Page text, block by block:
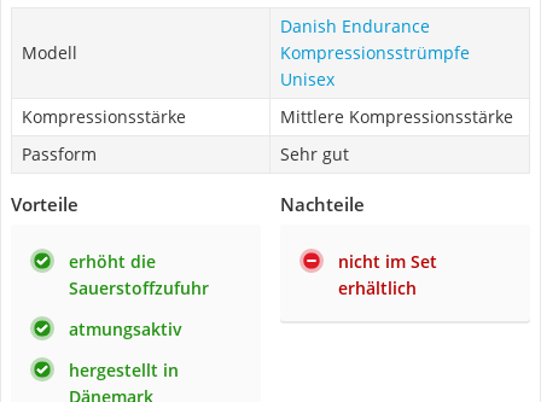
Modell
Danish Endurance
Kompressionsstrümpfe
Unisex
Kompressionsstärke
Mittlere Kompressionsstärke
Passform
Sehr gut
Vorteile
erhöht die
Sauerstoffzufuhr
atmungsaktiv
hergestellt in
Dänemark
Nachteile
nicht im Set
erhältlich